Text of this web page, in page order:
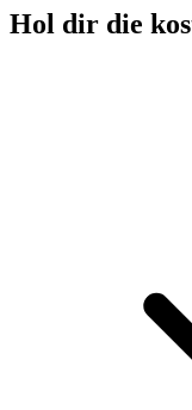
Hol dir die